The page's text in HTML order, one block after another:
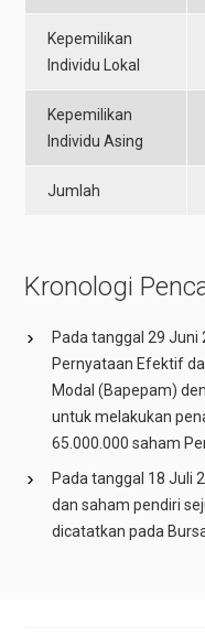
Kepemilikan
Individu Lokal
Kepemilikan
Individu Asing
Jumlah
Kronologi
Pada tanggal 29
Pernyataan Efektif
Modal (Bapepam)
untuk melakukan
65.000.000 saham
Pada tanggal 18 Juli
dan saham pendiri
dicatatkan pada